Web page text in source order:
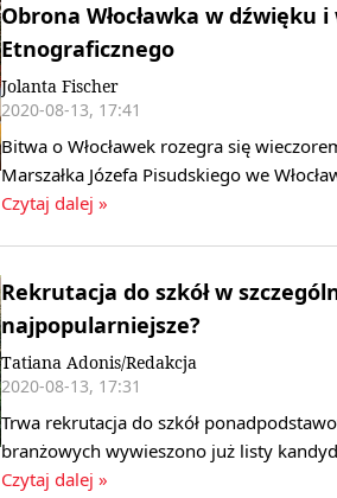
Obrona Włocławka w
Etnograficznego
Jolanta Fischer
2020-08-13, 17:41
Bitwa o Włocławek rozegra się
Marszałka Józefa Pisudskiego we
Czytaj dalej »
Rekrutacja do szkół w
najpopularniejsze?
Tatiana Adonis/Redakcja
2020-08-13, 17:31
Trwa rekrutacja do szkół
branżowych wywieszono już listy
Czytaj dalej »